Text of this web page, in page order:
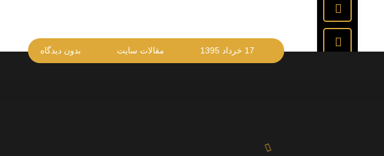
17 خرداد 1395 مقالات سایت بدون دیدگاه